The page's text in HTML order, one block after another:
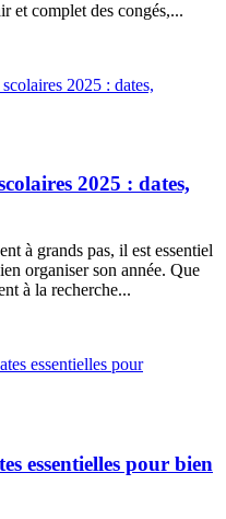
et complet des congés,...
2025 : dates,
à grands pas, il est essentiel
organiser son année. Que
à la recherche...
essentielles pour bien